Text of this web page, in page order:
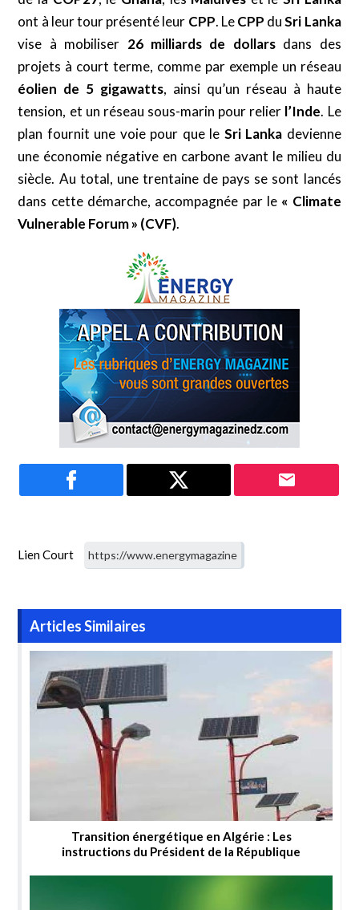
ont à leur tour présenté leur CPP. LeCPP duSri Lanka
vise à mobiliser 26 milliards de dollarsdans des
projets à court terme, comme par exemple un réseau
éolien de 5 gigawatts, ainsi qu’un réseau à haute
tension, et un réseau sous-marin pour relier l’Inde. Le
plan fournit une voie pour que le Sri Lanka devienne
une économie négative en carbone avant le milieu du
siècle. Au total, une trentaine de pays se sont lancés
dans cette démarche, accompagnée par le « Climate
Vulnerable Forum » (CVF).
Lien Court
Articles Similaires
Transition énergétique en Algérie : Les
instructions du Président de la République